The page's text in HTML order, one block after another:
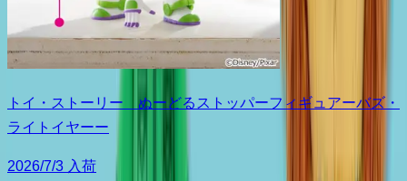
トイ・ストーリー ぬーどるストッパーフィギュアーバズ・
ライトイヤーー
2026/7/3 入荷